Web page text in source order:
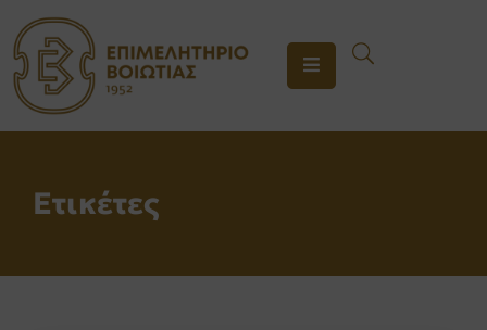
ΤΟ
ΕΠΙΜΕΛΗΤΗΡΙΟ
ΕΝΗΜΕΡΩΣΗ
Ετικέτες